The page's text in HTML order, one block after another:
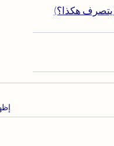
يتصرف هكذا؟)